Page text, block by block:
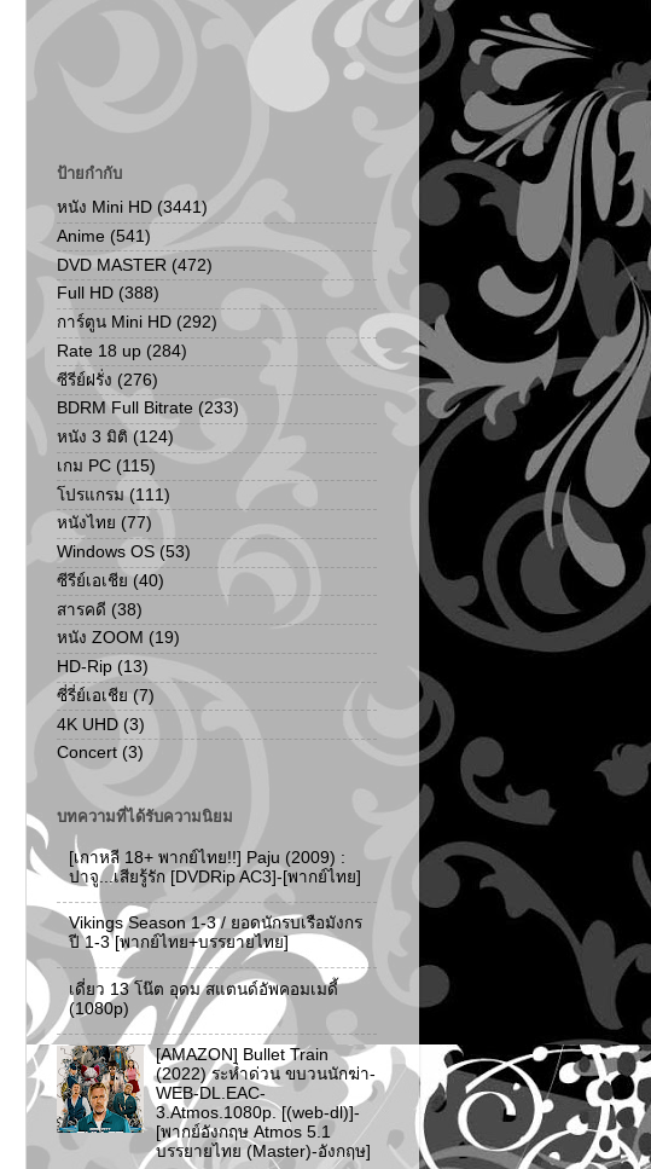
ป้ายกำกับ
หนัง Mini HD (3441)
Anime (541)
DVD MASTER (472)
Full HD (388)
การ์ตูน Mini HD (292)
Rate 18 up (284)
ซีรีย์ฝรั่ง (276)
BDRM Full Bitrate (233)
หนัง 3 มิติ (124)
เกม PC (115)
โปรแกรม (111)
หนังไทย (77)
Windows OS (53)
ซีรีย์เอเชีย (40)
สารคดี (38)
หนัง ZOOM (19)
HD-Rip (13)
ซี่รี่ย์เอเชีย (7)
4K UHD (3)
Concert (3)
บทความที่ได้รับความนิยม
[เกาหลี 18+ พากย์ไทย!!] Paju (2009) :
ปาจู...เสียรู้รัก [DVDRip AC3]-[พากย์ไทย]
Vikings Season 1-3 / ยอดนักรบเรือมังกร
ปี 1-3 [พากย์ไทย+บรรยายไทย]
เดี่ยว 13 โน๊ต อุดม สแตนด์อัพคอมเมดี้
(1080p)
[AMAZON] Bullet Train
(2022) ระห่ำด่วน ขบวนนักฆ่า-
WEB-DL.EAC-
3.Atmos.1080p. [(web-dl)]-
[พากย์อังกฤษ Atmos 5.1
บรรยายไทย (Master)-อังกฤษ]